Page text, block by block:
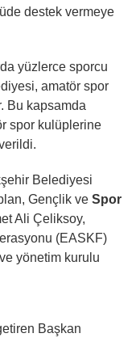
destek vermeye
yüzlerce sporcu
amatör spor
Bu kapsamda
spor kulüplerine
Belediyesi
Gençlik ve Spor
Ali Çeliksoy,
(EASKF)
yönetim kurulu
Başkan